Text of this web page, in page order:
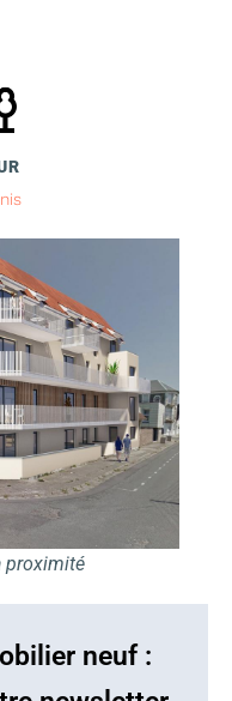
proximité
neuf :